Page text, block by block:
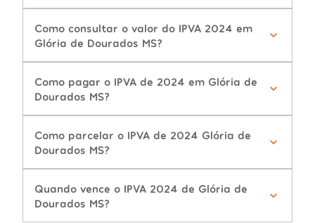
Como consultar o valor do IPVA 2024 em
Glória de Dourados MS?
Como pagar o IPVA de 2024 em Glória de
Dourados MS?
Como parcelar o IPVA de 2024 Glória de
Dourados MS?
Quando vence o IPVA 2024 de Glória de
Dourados MS?